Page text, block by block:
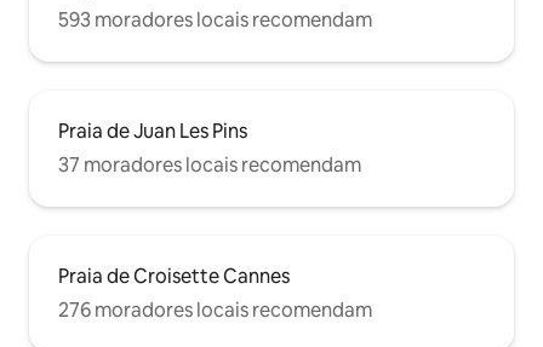
593 moradores locais recomendam
Praia de Juan Les Pins
37 moradores locais recomendam
Praia de Croisette Cannes
276 moradores locais recomendam